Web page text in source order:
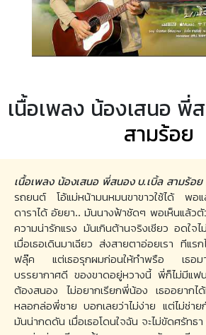
เนื้อเพลง น้องเสนอ พี่
สามร้อย
เนื้อเพลง น้องเสนอ พี่สนอง บ.เบิ้ล สามร้อย
รถยนต์ โอ้แม่หน้ามนหมนขาขาวใช้ได้ พอ
ดาราได้ อัยยา.. มันนางฟ้าชัดๆ พอเห็นแล้วตั
ความน่ารักแรง มันเกินต้านจริงเชียว อดใจไ
เมื่อเธอเดินมาเฉียว ส่งสายตาอ่อยเรา ทีแร
ฟลุ๊ค แต่เธอรุกผมก่อนให้ทำพรือ เธอ
บรรยากาศดี ของขาดอยู่หวางนี้ พี่ก็ไม่มีแ
ต้องสนอง ไม่อยากเรียกพี่น้อง เธออยากไ
หลอกล่อพี่ชาย บอกเลยว่าไม่ง่าย แต่ไม่ช่าย
มันน่ากดดัน เมื่อเธอโดนใจฉัน จะไม่ขัดศรัทธ